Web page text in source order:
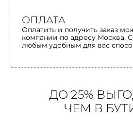
ОПЛАТА
Оплатить и получить заказ
компании по адресу Москва,
любым удобным для вас
ДО 25%
ЧЕМ В